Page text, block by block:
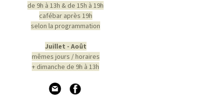
de 9h à 13h & de 15h à 19h
cafébar après 19h
selon la programmation
Juillet - Août
mêmes jours / horaires
+ dimanche de 9h à 13h